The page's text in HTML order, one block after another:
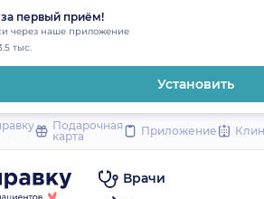
первый приём!
через наше приложение
тыс.
Установить
Закрыть
Подарочная
карта
Приложение
Врачи